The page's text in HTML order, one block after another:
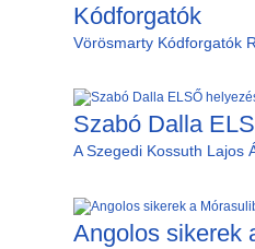
Kódforgatók
Vörösmarty Kódforgatók
Szabó Dalla
A Szegedi Kossuth Lajos
Angolos sikerek